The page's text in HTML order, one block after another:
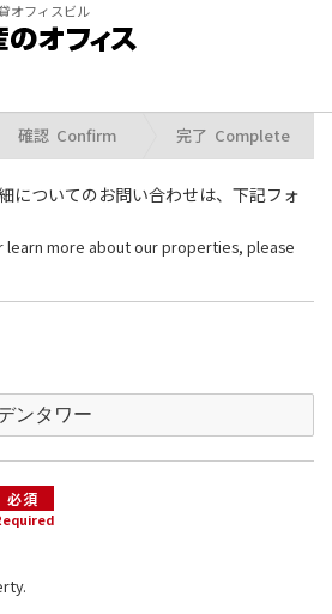
オフィスビル
確認  Confirm 完了  Complete
についてのお問い合わせは、下記フォ
more about our properties, please
必須